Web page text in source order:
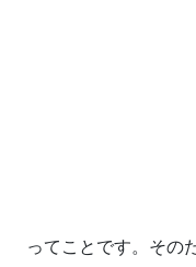
ってことです。その